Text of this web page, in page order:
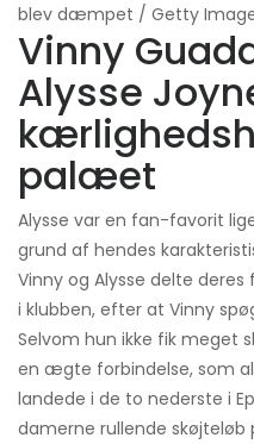
blev dæmpet / Getty
Vinny
Alysse
palæet
Alysse var en fan-favorit
grund af hendes
Vinny og Alysse delte
i klubben, efter at Vinny
Selvom hun ikke fik meget
en ægte forbindelse, som
landede i de to nederste i
damerne rullende